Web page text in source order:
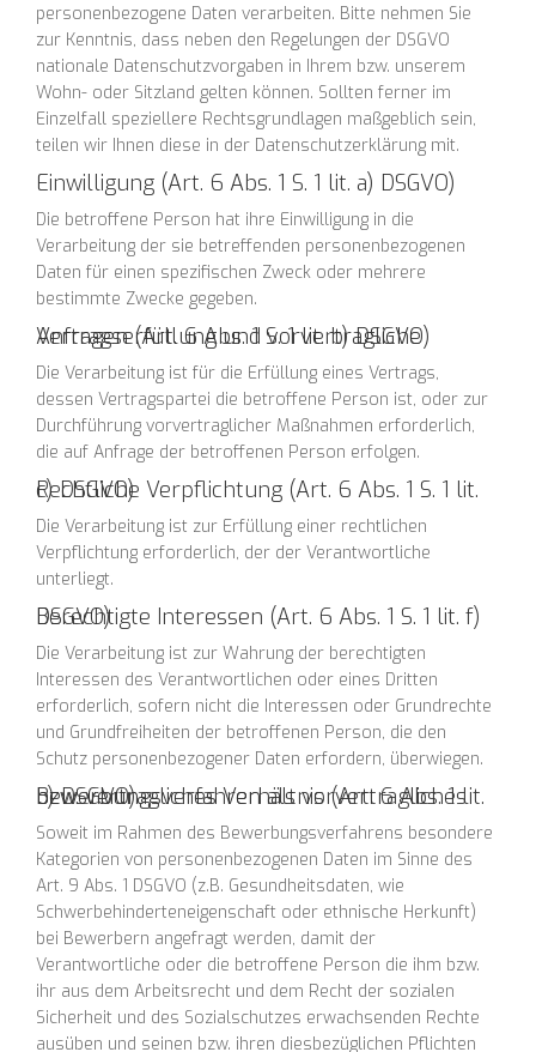
personenbezogene Daten verarbeiten. Bitte nehmen Sie
zur Kenntnis, dass neben den Regelungen der DSGVO
nationale Datenschutzvorgaben in Ihrem bzw. unserem
Wohn- oder Sitzland gelten können. Sollten ferner im
Einzelfall speziellere Rechtsgrundlagen maßgeblich sein,
teilen wir Ihnen diese in der Datenschutzerklärung mit.
Einwilligung (Art. 6 Abs. 1 S. 1 lit. a) DSGVO)
Die betroffene Person hat ihre Einwilligung in die
Verarbeitung der sie betreffenden personenbezogenen
Daten für einen spezifischen Zweck oder mehrere
bestimmte Zwecke gegeben.
Vertragserfüllung und vorvertragliche Anfragen (Art. 6 Abs. 1 S. 1 lit. b) DSGVO)
Die Verarbeitung ist für die Erfüllung eines Vertrags,
dessen Vertragspartei die betroffene Person ist, oder zur
Durchführung vorvertraglicher Maßnahmen erforderlich,
die auf Anfrage der betroffenen Person erfolgen.
Rechtliche Verpflichtung (Art. 6 Abs. 1 S. 1 lit. c) DSGVO)
Die Verarbeitung ist zur Erfüllung einer rechtlichen
Verpflichtung erforderlich, der der Verantwortliche
unterliegt.
Berechtigte Interessen (Art. 6 Abs. 1 S. 1 lit. f) DSGVO)
Die Verarbeitung ist zur Wahrung der berechtigten
Interessen des Verantwortlichen oder eines Dritten
erforderlich, sofern nicht die Interessen oder Grundrechte
und Grundfreiheiten der betroffenen Person, die den
Schutz personenbezogener Daten erfordern, überwiegen.
Bewerbungsverfahren als vorvertragliches bzw. vertragliches Verhältnis (Art. 6 Abs. 1 lit. b) DSGVO)
Soweit im Rahmen des Bewerbungsverfahrens besondere
Kategorien von personenbezogenen Daten im Sinne des
Art. 9 Abs. 1 DSGVO (z.B. Gesundheitsdaten, wie
Schwerbehinderteneigenschaft oder ethnische Herkunft)
bei Bewerbern angefragt werden, damit der
Verantwortliche oder die betroffene Person die ihm bzw.
ihr aus dem Arbeitsrecht und dem Recht der sozialen
Sicherheit und des Sozialschutzes erwachsenden Rechte
ausüben und seinen bzw. ihren diesbezüglichen Pflichten